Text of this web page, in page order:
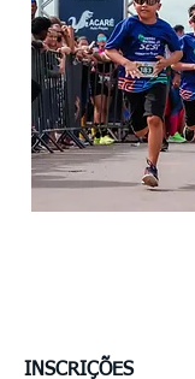
INSCRIÇÕES